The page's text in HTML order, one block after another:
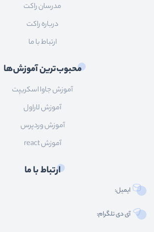
مدرسان راکت
درباره راکت
ارتباط با ما
محبوب‌ترین آموزش‌ها
آموزش جاوا اسکریپت
آموزش لاراول
آموزش وردپرس
آموزش react
ارتباط با ما
ایمیل:
آی دی تلگرام: